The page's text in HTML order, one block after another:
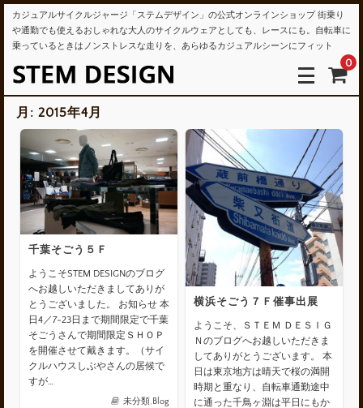
カジュアルサイクルジャージ「ステムデザイン」の公式オンラインショップ 街乗り
や通勤でも使えるおしゃれな大人のサイクルウェアとしても、レースにも。自転車に
乗っているときはノンストレスな走りを、あらゆるカジュアルシーンにフィット
0
月: 2015年4月
千葉そごう５Ｆ
ようこそSTEM DESIGNのブログ
へお越しいただきましてありが
とうございました。 お知らせ 本
日4／7~23日まで期間限定で千葉
そごうさんで期間限定ＳＨＯＰ
を開催させて戴きます。（サイ
クルハウスしぶやさんの居候で
すが…
未分類, Blog
横浜そごう７Ｆ催事出展
ようこそ、ＳＴＥＭ ＤＥＳＩＧ
Ｎのブログへお越しいただきま
してありがとうございます。 本
日は東京地方は晴天で桜の満開
時期と重なり、自転車通勤途中
に通った千鳥ヶ淵は平日にもか